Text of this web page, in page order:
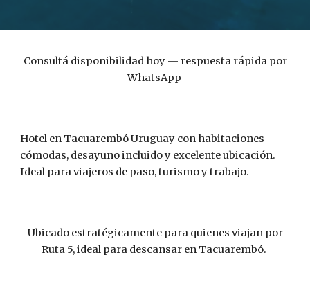
Consultá disponibilidad hoy — respuesta rápida por
WhatsApp
Hotel en Tacuarembó Uruguay con habitaciones
cómodas, desayuno incluido y excelente ubicación.
Ideal para viajeros de paso, turismo y trabajo.
Ubicado estratégicamente para quienes viajan por
Ruta 5, ideal para descansar en Tacuarembó.